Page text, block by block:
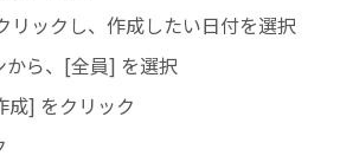
リックし、作成したい日付を選択
から、[全員] を選択
成] をクリック